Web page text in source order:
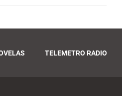
TELEMETRO RADIO